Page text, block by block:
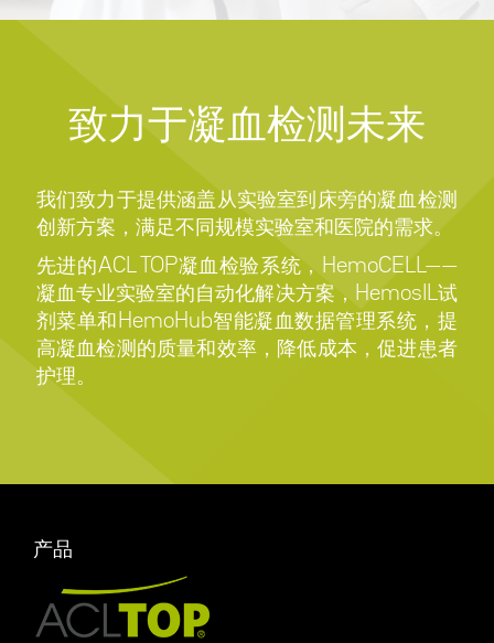
致力于凝血检测未来
我们致力于提供涵盖从实验室到床旁的凝血检测
创新方案，满足不同规模实验室和医院的需求。
先进的ACL TOP凝血检验系统，HemoCELL——
凝血专业实验室的自动化解决方案，HemosIL试
剂菜单和HemoHub智能凝血数据管理系统，提
高凝血检测的质量和效率，降低成本，促进患者
护理。
产品